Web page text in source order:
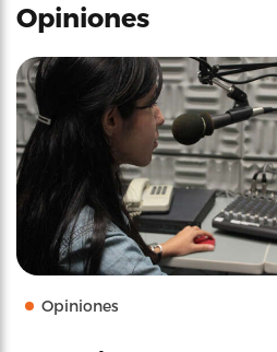
Opiniones
Opiniones